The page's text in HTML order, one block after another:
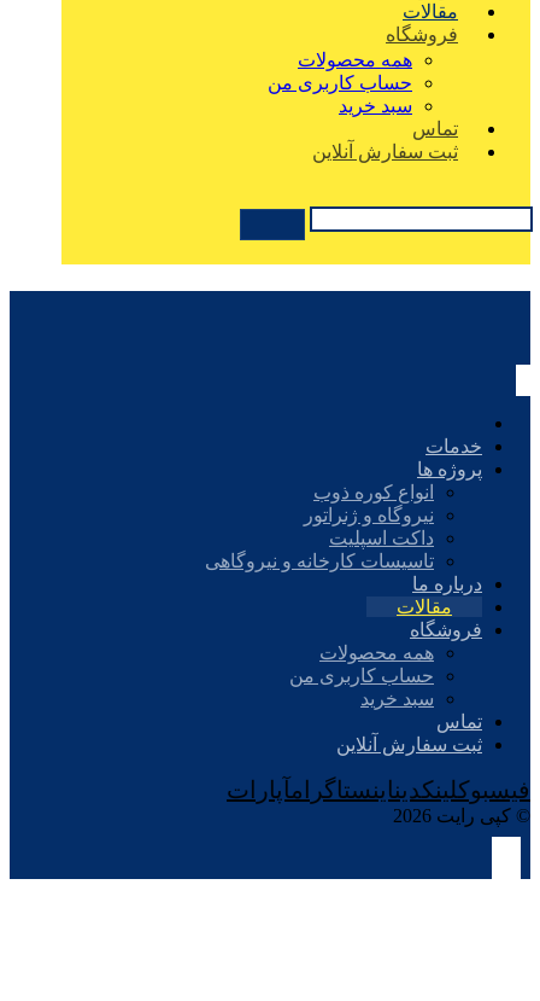
مقالات
فروشگاه
همه محصولات
حساب کاربری من
سبد خرید
تماس
ثبت سفارش آنلاین
خدمات
پروژه ها
انواع کوره ذوب
نیروگاه و ژنراتور
داکت اسپلیت
تاسیسات کارخانه و نیروگاهی
درباره ما
مقالات
فروشگاه
همه محصولات
حساب کاربری من
سبد خرید
تماس
ثبت سفارش آنلاین
فیسبوکلینکدیناینستاگرامآپارات
© کپی رایت 2026